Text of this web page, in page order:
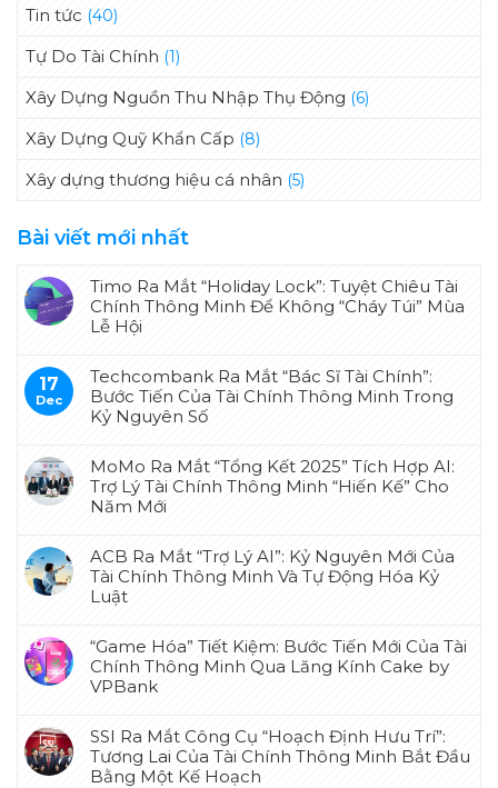
Tin tức (40)
Tự Do Tài Chính (1)
Xây Dựng Nguồn Thu Nhập Thụ Động (6)
Xây Dựng Quỹ Khẩn Cấp (8)
Xây dựng thương hiệu cá nhân (5)
Bài viết mới nhất
Timo Ra Mắt “Holiday Lock”: Tuyệt Chiêu Tài
Chính Thông Minh Để Không “Cháy Túi” Mùa
Lễ Hội
17
Dec
Techcombank Ra Mắt “Bác Sĩ Tài Chính”:
Bước Tiến Của Tài Chính Thông Minh Trong
Kỷ Nguyên Số
MoMo Ra Mắt “Tổng Kết 2025” Tích Hợp AI:
Trợ Lý Tài Chính Thông Minh “Hiến Kế” Cho
Năm Mới
ACB Ra Mắt “Trợ Lý AI”: Kỷ Nguyên Mới Của
Tài Chính Thông Minh Và Tự Động Hóa Kỷ
Luật
“Game Hóa” Tiết Kiệm: Bước Tiến Mới Của Tài
Chính Thông Minh Qua Lăng Kính Cake by
VPBank
SSI Ra Mắt Công Cụ “Hoạch Định Hưu Trí”:
Tương Lai Của Tài Chính Thông Minh Bắt Đầu
Bằng Một Kế Hoạch